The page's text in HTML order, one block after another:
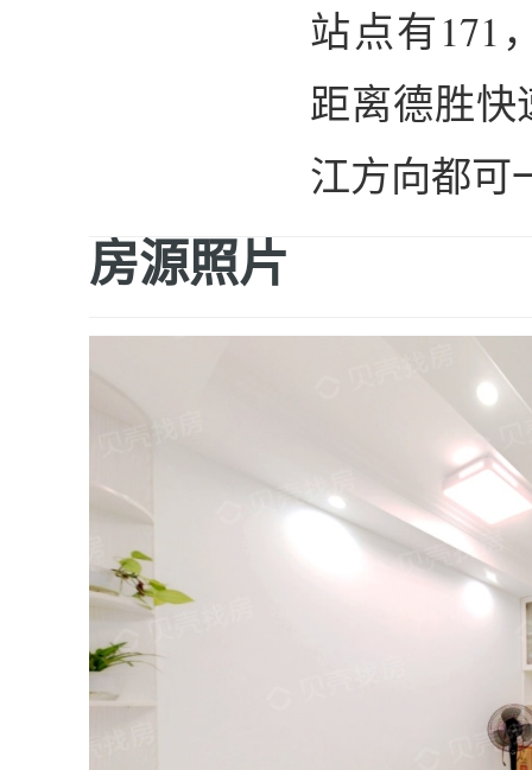
站点有171
距离德胜快
江方向都可
房源照片